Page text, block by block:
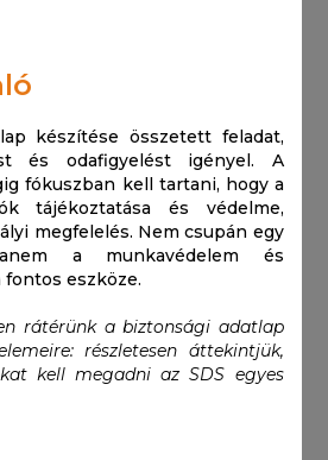
készítése összetett feladat,
és odafigyelést igényel. A
fókuszban kell tartani, hogy a
tájékoztatása és védelme,
megfelelés. Nem csupán egy
a munkavédelem és
eszköze.
rátérünk a biztonsági adatlap
részletesen áttekintjük,
kell megadni az SDS egyes